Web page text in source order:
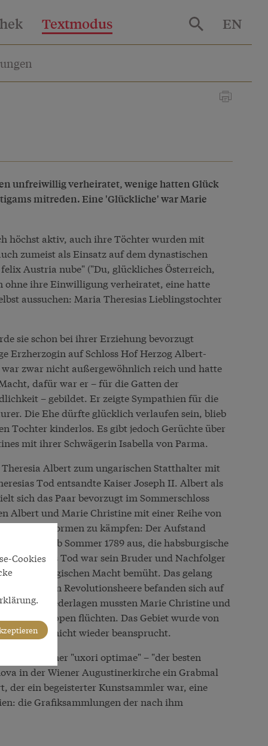
Textmodus EN
unfreiwillig verheiratet, wenige hatten Glück
mitreden. Eine 'Glückliche' war Marie
höchst aktiv, auch ihre Töchter wurden mit
zumeist als Einsatz auf dem dynastischen
Austria nube" ("Du, glückliches Österreich,
ohne ihre Einwilligung verheiratet, eine hatte
aussuchen: Maria Theresias Lieblingstochter
sie schon bei ihrer Erziehung bevorzugt
Erzherzogin auf Schloss Hof Herzog Albert-
war zwar nicht außergewöhnlich reich und hatte
dafür war er – für die Gatten der
– gebildet. Er zeigte Sympathien für die
Die Ehe dürfte glücklich verlaufen sein, blieb
Tochter kinderlos. Es gibt jedoch Gerüchte über
mit ihrer Schwägerin Isabella von Parma.
Albert zum ungarischen Statthalter mit
Tod entsandte Kaiser Joseph II. Albert als
sich das Paar bevorzugt im Sommerschloss
Albert und Marie Christine mit einer Reihe von
Reformen zu kämpfen: Der Aufstand
sich ab Sommer 1789 aus, die habsburgische
Josephs Tod war sein Bruder und Nachfolger
habsburgischen Macht bemüht. Das gelang
Revolutionsheere befanden sich auf
Niederlagen mussten Marie Christine und
Truppen flüchten. Das Gebiet wurde von
auch nicht wieder beansprucht.
ließ seiner "uxori optimae" – "der besten
in der Wiener Augustinerkirche ein Grabmal
ein begeisterter Kunstsammler war, eine
die Grafiksammlungen der nach ihm
Cookies